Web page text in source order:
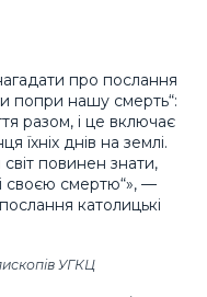
про послання
попри нашу смерть“:
разом, і це включає
їхніх днів на землі.
повинен знати,
своєю смертю“», —
католицькі
УГКЦ